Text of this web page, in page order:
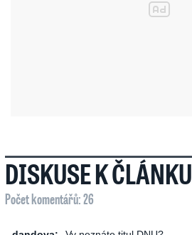
DISKUSE K ČLÁNKU
Počet komentářů: 26